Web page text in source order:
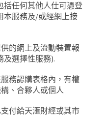
括任何其他人仕可憑登
本服務及/或經網上接
的網上及流動裝置報
及選擇性服務).
務認購表格內，有權
、合夥人或個人
付給天滙財經或其市